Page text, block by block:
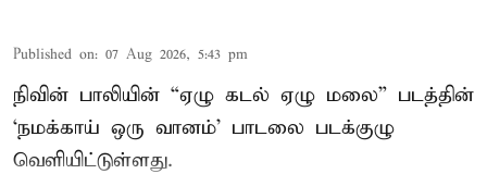
Published on: 07 Aug 2026, 5:43 pm
நிவின் பாலியின் “ஏழு கடல் ஏழு மலை” படத்தின்
‘நமக்காய் ஒரு வானம்’ பாடலை படக்குழு
வெளியிட்டுள்ளது.